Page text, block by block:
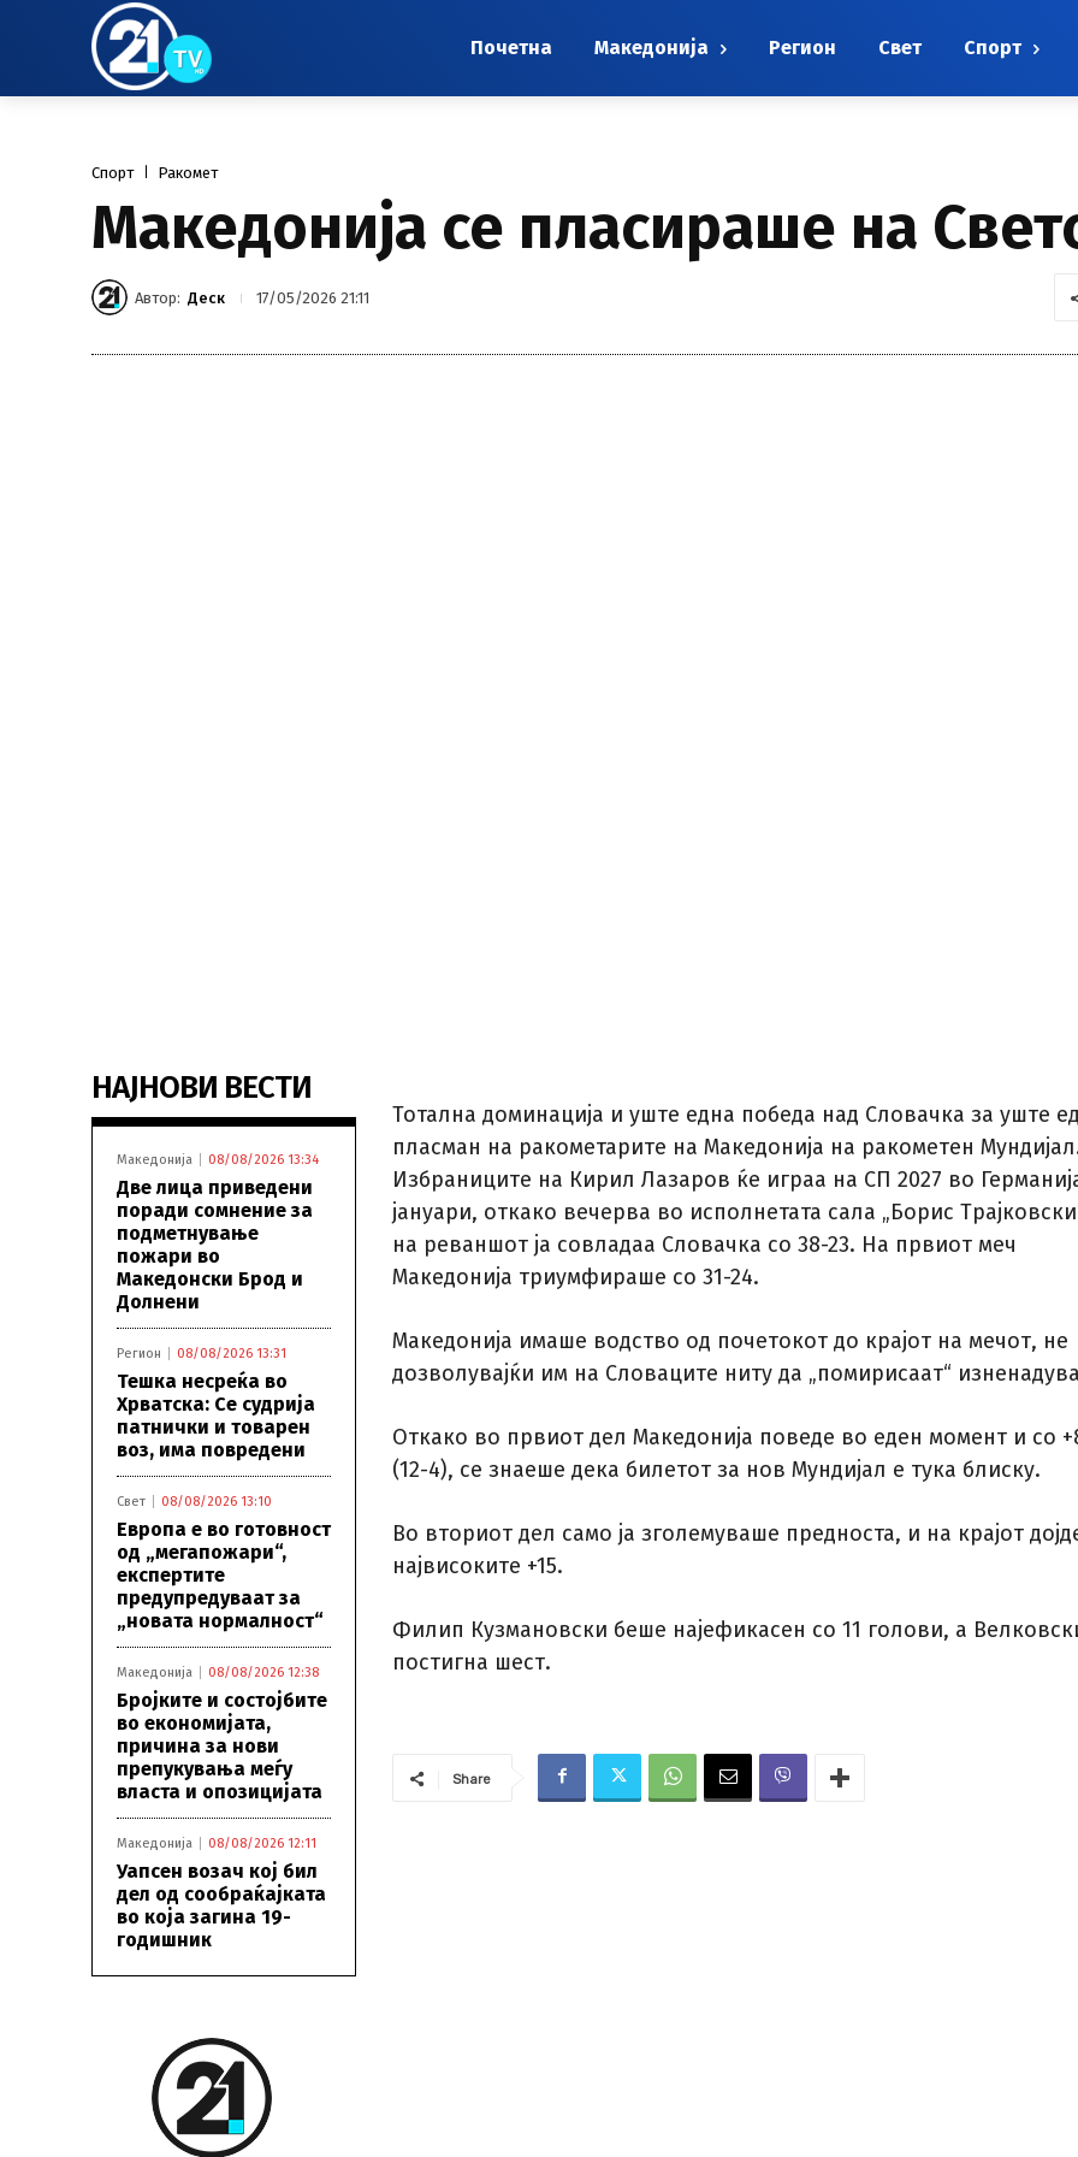
Почетна Македонија Регион Свет Спорт
Спорт Ракомет
Македонија се пласираше на
Автор: Деск 17/05/2026 21:11
НАЈНОВИ ВЕСТИ
Македонија 08/08/2026 13:34
Две лица приведени
поради сомнение за
подметнување
пожари во
Македонски Брод и
Долнени
Регион 08/08/2026 13:31
Тешка несреќа во
Хрватска: Се судрија
патнички и товарен
воз, има повредени
Свет 08/08/2026 13:10
Европа е во готовност
од „мегапожари“,
експертите
предупредуваат за
„новата нормалност“
Македонија 08/08/2026 12:38
Бројките и состојбите
во економијата,
причина за нови
препукувања меѓу
власта и опозицијата
Македонија 08/08/2026 12:11
Уапсен возач кој бил
дел од сообраќајката
во која загина 19-
годишник
Тотална доминација и уште една победа над Словачка за уште
пласман на ракометарите на Македонија на ракометен
Избраниците на Кирил Лазаров ќе играа на СП 2027 во
јануари, откако вечерва во исполнетата сала „Борис
на реваншот ја совладаа Словачка со 38-23. На првиот меч
Македонија триумфираше со 31-24.
Македонија имаше водство од почетокот до крајот на мечот, не
дозволувајќи им на Словаците ниту да „помирисаат“
Откако во првиот дел Македонија поведе во еден момент и со
(12-4), се знаеше дека билетот за нов Мундијал е тука блиску.
Во вториот дел само ја зголемуваше предноста, и на крајот
највисоките +15.
Филип Кузмановски беше најефикасен со 11 голови, а
постигна шест.
Share